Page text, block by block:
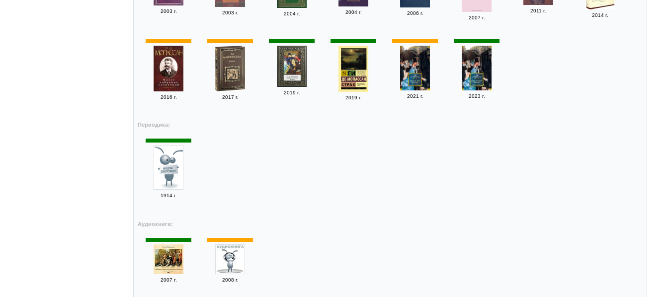
2003 г. 2003 г. 2004 г. 2004 г.
2006 г.
2007 г.
2011 г.
2014 г.
2016 г. 2017 г.
2019 г.
2019 г.
2021 г. 2023 г.
Периодика:
1914 г.
Аудиокниги:
2007 г. 2008 г.